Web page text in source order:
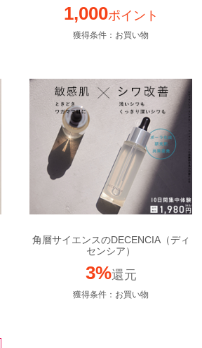
1,000ポイント
獲得条件：お買い物
角層サイエンスのDECENCIA（ディ
センシア）
3%還元
獲得条件：お買い物